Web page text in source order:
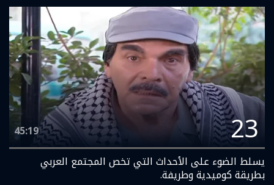
23
45:19
يسلط الضوء على الأحداث التي تخص المجتمع العربي
بطريقة كوميدية وطريفة.